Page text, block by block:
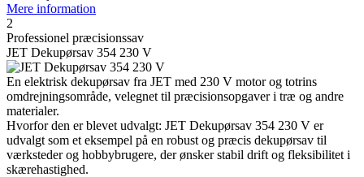
Mere information
2
Professionel præcisionssav
JET Dekupørsav 354 230 V
En elektrisk dekupørsav fra JET med 230 V motor og totrins
omdrejningsområde, velegnet til præcisionsopgaver i træ og andre
materialer.
Hvorfor den er blevet udvalgt: JET Dekupørsav 354 230 V er
udvalgt som et eksempel på en robust og præcis dekupørsav til
værksteder og hobbybrugere, der ønsker stabil drift og fleksibilitet i
skærehastighed.